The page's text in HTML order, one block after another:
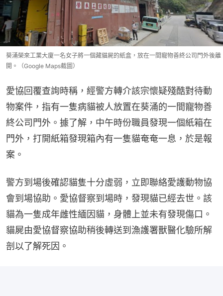
葵涌榮來工業大廈一名女子將一個藏貓屍的紙盒，放在一間寵物善終公司門外後離
開。（Google Maps截圖）
愛協回覆查詢時稱，經警方轉介該宗懷疑殘酷對待動
物案件，指有一隻病貓被人放置在葵涌的一間寵物善
終公司門外。據了解，中午時份職員發現一個紙箱在
門外，打開紙箱發現箱內有一隻貓奄奄一息，於是報
案。
警方到場後確認貓隻十分虛弱，立即聯絡愛護動物協
會到場協助。愛協督察到場時，發現貓已經去世。該
貓為一隻成年雌性緬因貓，身體上並未有發現傷口。
貓屍由愛協督察協助稍後轉送到漁護署獸醫化驗所解
剖以了解死因。